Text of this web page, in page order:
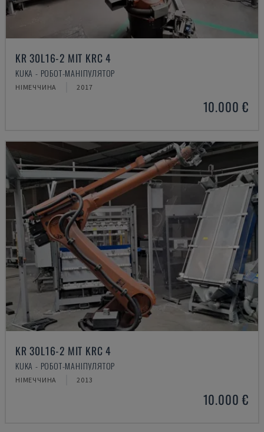
KR 30L16-2 MIT KRC 4
KUKA - РОБОТ-МАНІПУЛЯТОР
НІМЕЧЧИНА 2017
10.000 €
KR 30L16-2 MIT KRC 4
KUKA - РОБОТ-МАНІПУЛЯТОР
НІМЕЧЧИНА 2013
10.000 €